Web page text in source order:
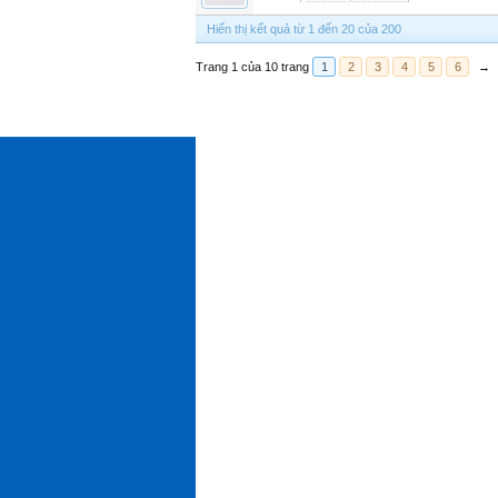
Hiển thị kết quả từ 1 đến 20 của 200
Trang 1 của 10 trang 1 2 3 4 5 6 →